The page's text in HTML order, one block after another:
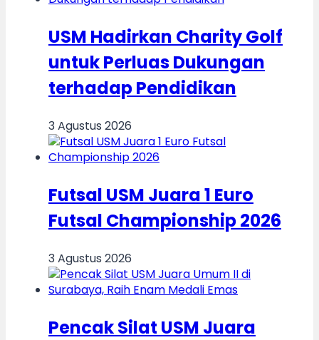
USM Hadirkan Charity Golf
untuk Perluas Dukungan
terhadap Pendidikan
3 Agustus 2026
Futsal USM Juara 1 Euro
Futsal Championship 2026
3 Agustus 2026
Pencak Silat USM Juara